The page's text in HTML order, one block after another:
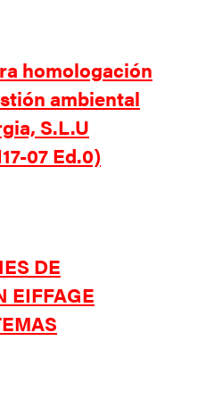
homologación
ambiental
S.L.U
07 Ed.0)
DE
EIFFAGE